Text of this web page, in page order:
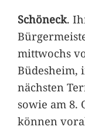
Schöneck.
mittwochs
Büdesheim,
nächsten
sowie am 8.
können